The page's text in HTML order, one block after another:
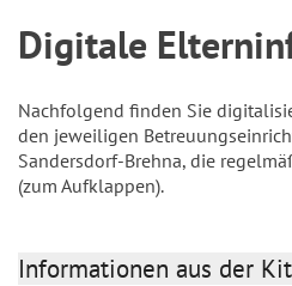
Digitale
Nachfolgend finden Sie
den jeweiligen
Sandersdorf-Brehna, die
(zum Aufklappen).
Informationen aus der